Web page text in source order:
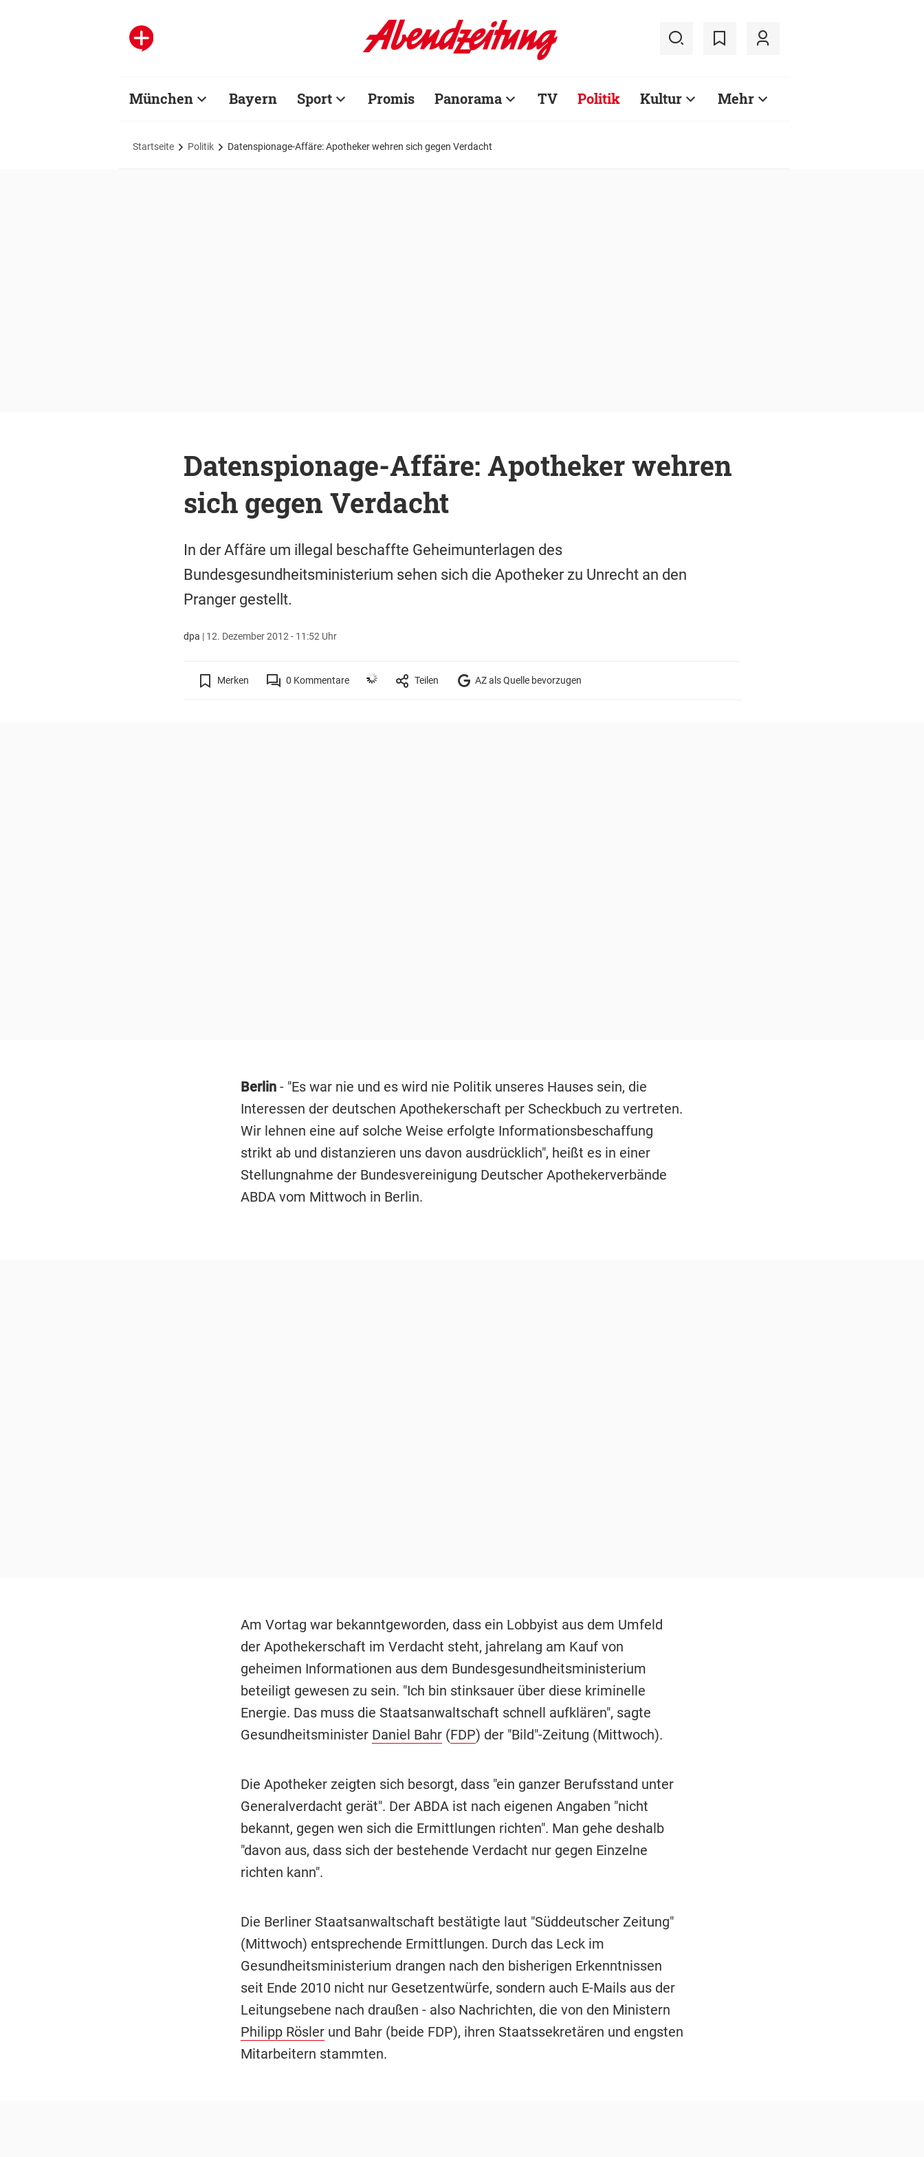
München Bayern Sport Promis Panorama TV Politik Kultur Mehr
Startseite Politik Datenspionage-Affäre: Apotheker wehren sich gegen Verdacht
Datenspionage-Affäre: Apotheker wehren
sich gegen Verdacht
In der Affäre um illegal beschaffte Geheimunterlagen des
Bundesgesundheitsministerium sehen sich die Apotheker zu Unrecht an den
Pranger gestellt.
dpa | 12. Dezember 2012 - 11:52 Uhr
Merken 0 Kommentare Teilen AZ als Quelle bevorzugen
Berlin- "Es war nie und es wird nie Politik unseres Hauses sein, die
Interessen der deutschen Apothekerschaft per Scheckbuch zu vertreten.
Wir lehnen eine auf solche Weise erfolgte Informationsbeschaffung
strikt ab und distanzieren uns davon ausdrücklich", heißt es in einer
Stellungnahme der Bundesvereinigung Deutscher Apothekerverbände
ABDA vom Mittwoch in Berlin.
Am Vortag war bekanntgeworden, dass ein Lobbyist aus dem Umfeld
der Apothekerschaft im Verdacht steht, jahrelang am Kauf von
geheimen Informationen aus dem Bundesgesundheitsministerium
beteiligt gewesen zu sein. "Ich bin stinksauer über diese kriminelle
Energie. Das muss die Staatsanwaltschaft schnell aufklären", sagte
Gesundheitsminister Daniel Bahr(FDP) der "Bild"-Zeitung (Mittwoch).
Die Apotheker zeigten sich besorgt, dass "ein ganzer Berufsstand unter
Generalverdacht gerät". Der ABDA ist nach eigenen Angaben "nicht
bekannt, gegen wen sich die Ermittlungen richten". Man gehe deshalb
"davon aus, dass sich der bestehende Verdacht nur gegen Einzelne
richten kann".
Die Berliner Staatsanwaltschaft bestätigte laut "Süddeutscher Zeitung"
(Mittwoch) entsprechende Ermittlungen. Durch das Leck im
Gesundheitsministerium drangen nach den bisherigen Erkenntnissen
seit Ende 2010 nicht nur Gesetzentwürfe, sondern auch E-Mails aus der
Leitungsebene nach draußen - also Nachrichten, die von den Ministern
Philipp Röslerund Bahr (beide FDP), ihren Staatssekretären und engsten
Mitarbeitern stammten.